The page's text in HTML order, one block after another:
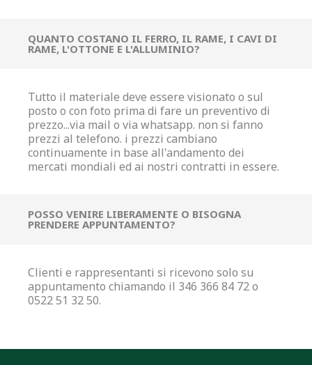
QUANTO COSTANO IL FERRO, IL RAME, I CAVI DI
RAME, L'OTTONE E L'ALLUMINIO?
Tutto il materiale deve essere visionato o sul
posto o con foto prima di fare un preventivo di
prezzo...via mail o via whatsapp. non si fanno
prezzi al telefono. i prezzi cambiano
continuamente in base all'andamento dei
mercati mondiali ed ai nostri contratti in essere.
POSSO VENIRE LIBERAMENTE O BISOGNA
PRENDERE APPUNTAMENTO?
Clienti e rappresentanti si ricevono solo su
appuntamento chiamando il 346 366 84 72 o
0522 51 32 50.